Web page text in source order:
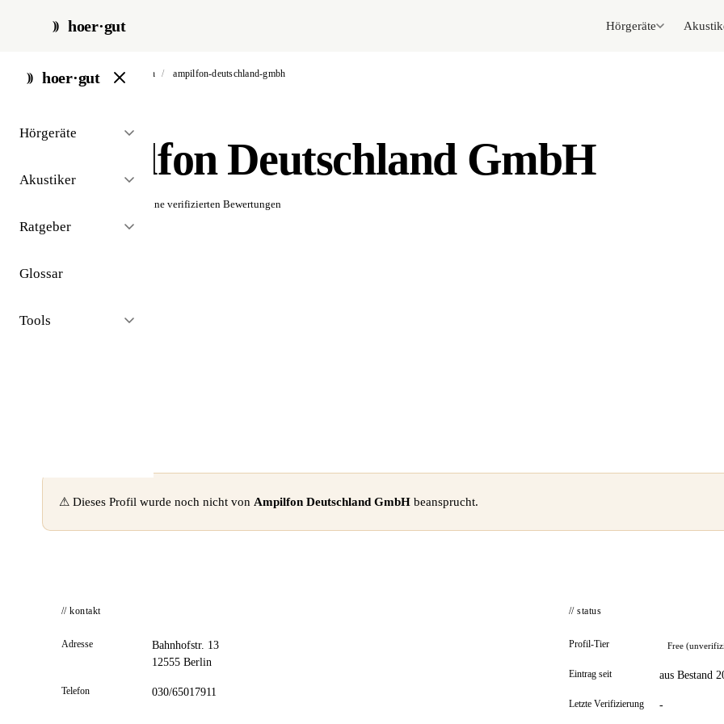
hoer·gut Hörgeräte
hoer·gut
Hörgeräte
Akustiker
Ratgeber
Glossar
Tools
start / akustiker / berlin / ampilfon-deutschland-gmbh
Ampilfon Deutschland GmbH
Noch keine verifizierten Bewertungen
⚠ Dieses Profil wurde noch nicht von Ampilfon Deutschland GmbH beansprucht.
// kontakt
Adresse
Bahnhofstr. 13
12555 Berlin
Telefon 030/65017911
// status
Profil-Tier Free
Eintrag seit aus Bestand
Letzte Verifizierung -